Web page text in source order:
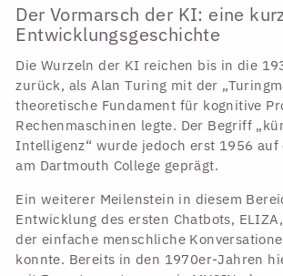
Der Vormarsch der KI: eine
Entwicklungsgeschichte
Die Wurzeln der KI reichen bis in die
zurück, als Alan Turing mit der
theoretische Fundament für kognitive
Rechenmaschinen legte. Der Begriff
Intelligenz“ wurde jedoch erst 1956 auf
am Dartmouth College geprägt.
Ein weiterer Meilenstein in diesem
Entwicklung des ersten Chatbots,
der einfache menschliche
konnte. Bereits in den 1970er-Jahren